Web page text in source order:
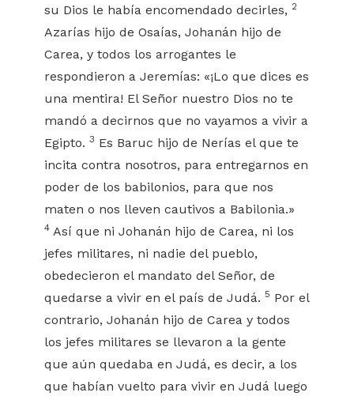
su Dios le había encomendado decirles, 2
Azarías hijo de Osaías, Johanán hijo de
Carea, y todos los arrogantes le
respondieron a Jeremías: «¡Lo que dices es
una mentira! El Señor nuestro Dios no te
mandó a decirnos que no vayamos a vivir a
Egipto. 3 Es Baruc hijo de Nerías el que te
incita contra nosotros, para entregarnos en
poder de los babilonios, para que nos
maten o nos lleven cautivos a Babilonia.»
4 Así que ni Johanán hijo de Carea, ni los
jefes militares, ni nadie del pueblo,
obedecieron el mandato del Señor, de
quedarse a vivir en el país de Judá. 5 Por el
contrario, Johanán hijo de Carea y todos
los jefes militares se llevaron a la gente
que aún quedaba en Judá, es decir, a los
que habían vuelto para vivir en Judá luego